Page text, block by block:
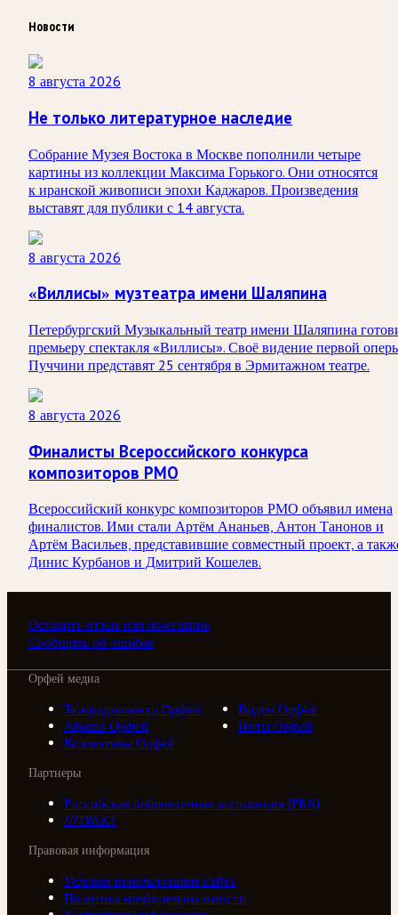
Новости
8 августа 2026
Не только литературное наследие
Собрание Музея Востока в Москве пополнили четыре
картины из коллекции Максима Горького. Они относятся
к иранской живописи эпохи Каджаров. Произведения
выставят для публики с 14 августа.
8 августа 2026
«Виллисы» музтеатра имени Шаляпина
Петербургский Музыкальный театр имени Шаляпина
премьеру спектакля «Виллисы». Своё видение первой
Пуччини представят 25 сентября в Эрмитажном театре.
8 августа 2026
Финалисты Всероссийского конкурса
композиторов РМО
Всероссийский конкурс композиторов РМО объявил имена
финалистов. Ими стали Артём Ананьев, Антон Танонов и
Артём Васильев, представившие совместный проект, а
Динис Курбанов и Дмитрий Кошелев.
Оставить отзыв или пожелание
Сообщить об ошибке
Орфей медиа
Телерадиоцентр Орфей
Видео Орфей
Афиша Орфей
Ноты Орфей
Коллективы Орфей
Партнеры
Российская библиотечная ассоциация (РБА)
///ТРАКТ
Правовая информация
Условия использования сайта
Политика конфиденциальности